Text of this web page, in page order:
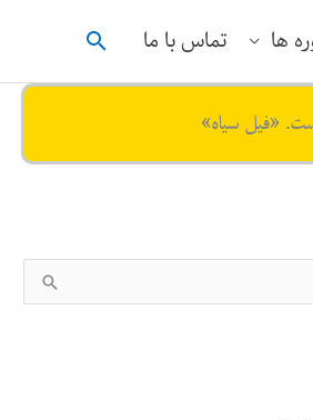
ها تماس با ما جستجو
«فیل سیاه»